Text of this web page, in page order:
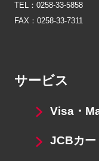
TEL：0258-33-5858
FAX：0258-33-7311
サービス
Visa・
JCBカー